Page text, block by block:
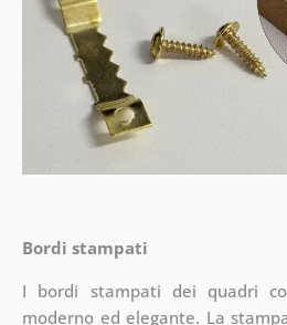
Bordi stampati
I bordi stampati dei quadri
moderno ed elegante. La